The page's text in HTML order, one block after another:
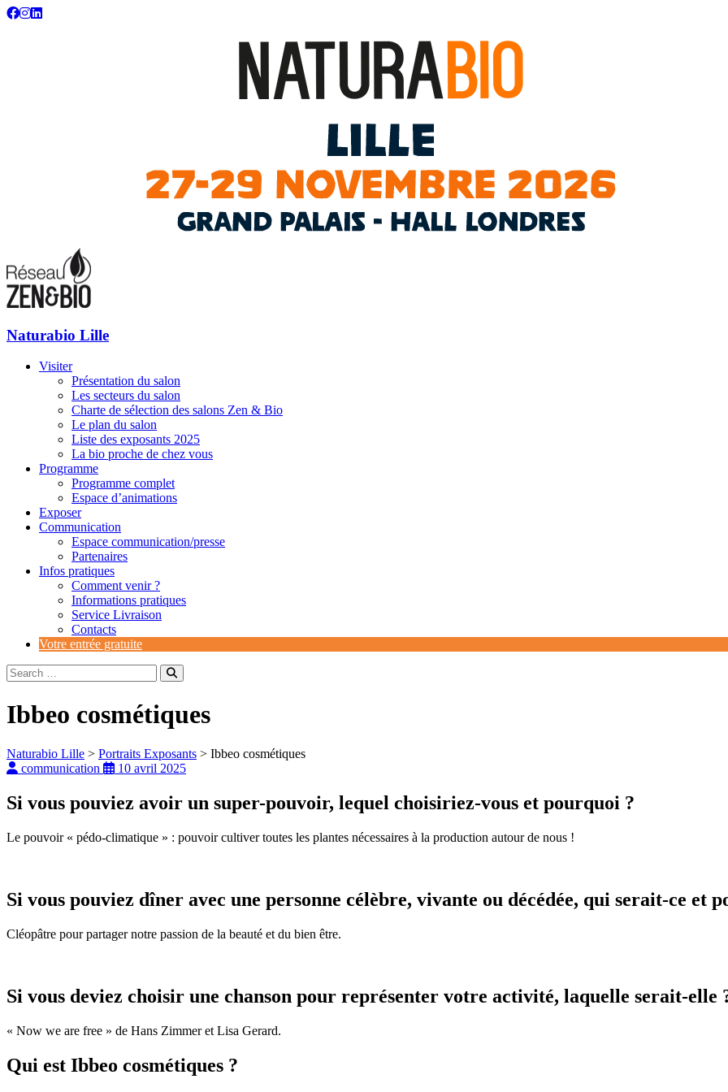
Naturabio Lille
Naturabio : votre salon écolo, bio, bien-être et habitat sain
Naturabio Lille
Visiter
Présentation du salon
Les secteurs du salon
Charte de sélection des salons Zen & Bio
Le plan du salon
Liste des exposants 2025
La bio proche de chez vous
Programme
Programme complet
Espace d’animations
Exposer
Communication
Espace communication/presse
Partenaires
Infos pratiques
Comment venir ?
Informations pratiques
Service Livraison
Contacts
Votre entrée gratuite
Ibbeo cosmétiques
Naturabio Lille > Portraits Exposants > Ibbeo cosmétiques
communication
10 avril 2025
Si vous pouviez avoir un super-pouvoir, lequel choisiriez-vous et pourquoi ?
Le pouvoir « pédo-climatique » : pouvoir cultiver toutes les plantes nécessaires à la production autour de nous !
Si vous pouviez dîner avec une personne célèbre, vivante ou décédée, qui serait-ce et
Cléopâtre pour partager notre passion de la beauté et du bien être.
Si vous deviez choisir une chanson pour représenter votre activité, laquelle serait-elle
« Now we are free » de Hans Zimmer et Lisa Gerard.
Qui est Ibbeo cosmétiques ?